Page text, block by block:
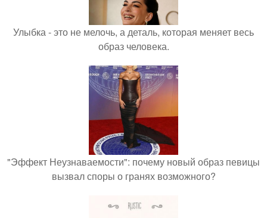
Улыбка - это не мелочь, а деталь, которая меняет весь
образ человека.
"Эффект Неузнаваемости": почему новый образ певицы
вызвал споры о гранях возможного?